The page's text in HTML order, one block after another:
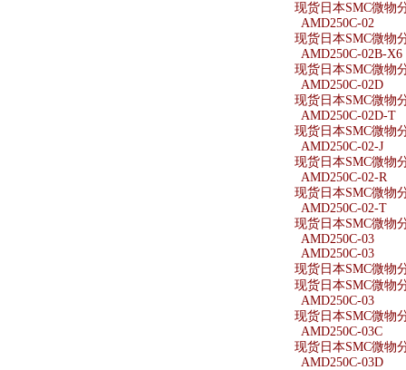
现货日本SMC微物
AMD250C-02
现货日本SMC微物
AMD250C-02B-X6
现货日本SMC微物
AMD250C-02D
现货日本SMC微物
AMD250C-02D-T
现货日本SMC微物
AMD250C-02-J
现货日本SMC微物
AMD250C-02-R
现货日本SMC微物
AMD250C-02-T
现货日本SMC微物
AMD250C-03
AMD250C-03
现货日本SMC微物
现货日本SMC微物
AMD250C-03
现货日本SMC微物
AMD250C-03C
现货日本SMC微物
AMD250C-03D